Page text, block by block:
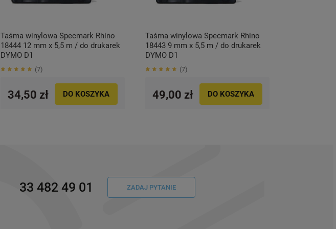
Taśma winylowa Specmark Rhino
18444 12 mm x 5,5 m / do drukarek
DYMO D1
7
34,50 zł DO KOSZYKA
Taśma winylowa Specmark Rhino
18443 9 mm x 5,5 m / do drukarek
DYMO D1
7
49,00 zł DO KOSZYKA
33 482 49 01 ZADAJ PYTANIE